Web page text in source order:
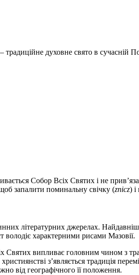
традиційне духовне свято в сучасній
Собор Всіх Святих і не
запалити поминальну свічку (znicz)
літературних джерелах.
володіє характерними рисами Мазовії.
випливає головним чином з
християнстві з’являється традиція
від географічного її положення.